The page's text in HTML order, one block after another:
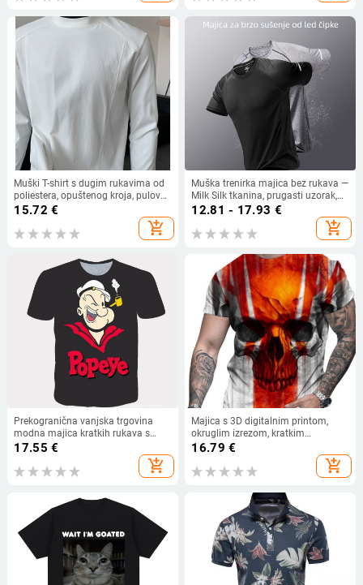
Muški T-shirt s dugim rukavima od
poliestera, opuštenog kroja, pulover
dizajn, Hong Kong stil
15.72 €
add_shopping_cart
Muška trenirka majica bez rukava —
Milk Silk tkanina, prugasti uzorak,
labav kroj, prozračna, ljeto
12.81 - 17.93 €
add_shopping_cart
Prekogranična vanjska trgovina
modna majica kratkih rukava s
okruglim izrezom, muška moda,
digitalni tisak Popeye, dostava u
jednom komadu
17.55 €
add_shopping_cart
Majica s 3D digitalnim printom,
okruglim izrezom, kratkim
rukavima, prozračnim mrežastim
16.79 €
add_shopping_cart